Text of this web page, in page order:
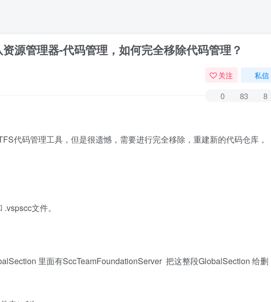
源管理器-代码管理，如何完全移除代码管理？
关注 私信
0 83 8
代码管理工具，但是很遗憾，需要进行完全移除，重建新的代码仓库，
文件。
里面有SccTeamFoundationServer 把这整段GlobalSection 给删